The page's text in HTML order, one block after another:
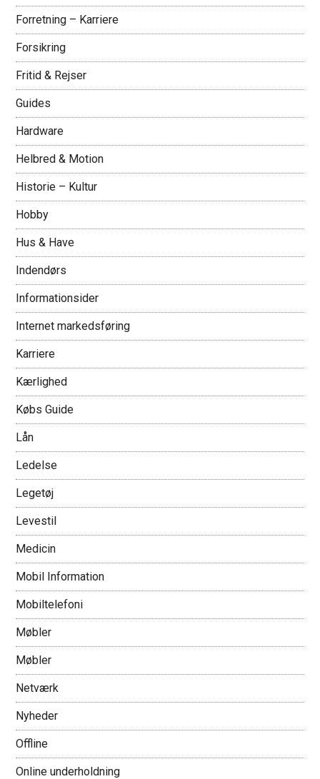
Forretning – Karriere
Forsikring
Fritid & Rejser
Guides
Hardware
Helbred & Motion
Historie – Kultur
Hobby
Hus & Have
Indendørs
Informationsider
Internet markedsføring
Karriere
Kærlighed
Købs Guide
Lån
Ledelse
Legetøj
Levestil
Medicin
Mobil Information
Mobiltelefoni
Møbler
Møbler
Netværk
Nyheder
Offline
Online underholdning